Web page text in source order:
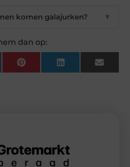
komen galajurken? ▼
dan op:
Pinterest LinkedIn Email